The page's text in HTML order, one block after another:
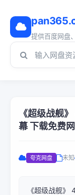
提供百度网盘
《超级战舰
幕 下载免费
夸克网盘 未知
《超级战舰》